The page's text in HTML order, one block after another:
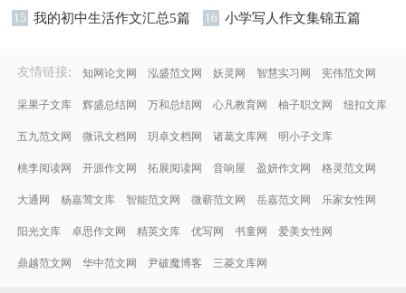
篇)
15 我的初中生活作文汇总5篇 16 小学写人作文集锦五篇
友情链接: 知网论文网 泓盛范文网 妖灵网 智慧实习网 宪伟范文网
采果子文库 辉盛总结网 万和总结网 心凡教育网 柚子职文网 纽扣文库
五九范文网 微讯文档网 玥卓文档网 诸葛文库网 明小子文库
桃李阅读网 开源作文网 拓展阅读网 音响屋 盈妍作文网 格灵范文网
大通网 杨嘉莺文库 智能范文网 微蕲范文网 岳嘉范文网 乐家女性网
阳光文库 卓思作文网 精英文库 优写网 书童网 爱美女性网
鼎越范文网 华中范文网 尹破魔博客 三菱文库网